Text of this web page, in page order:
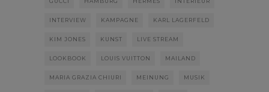
INTERVIEW KAMPAGNE KARL LAGERFELD
KIM JONES KUNST LIVE STREAM
LOOKBOOK LOUIS VUITTON MAILAND
MARIA GRAZIA CHIURI MEINUNG MUSIK